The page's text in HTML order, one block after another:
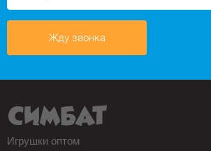
Жду звонка
Игрушки оптом